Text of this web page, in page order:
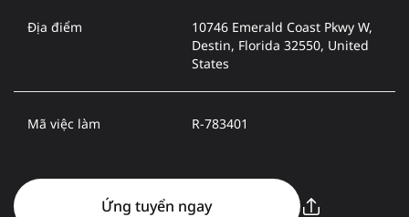
Địa điểm
10746 Emerald Coast Pkwy W,
Destin, Florida 32550, United
States
Mã việc làm R-783401
Ứng tuyển ngay